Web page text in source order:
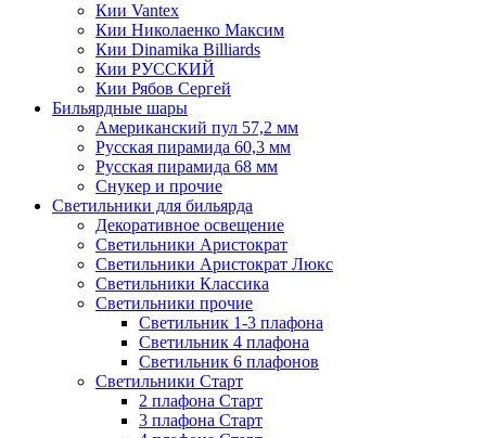
Кии Vantex
Кии Николаенко Максим
Кии Dinamika Billiards
Кии РУССКИЙ
Кии Рябов Сергей
Бильярдные шары
Американский пул 57,2 мм
Русская пирамида 60,3 мм
Русская пирамида 68 мм
Снукер и прочие
Светильники для бильярда
Декоративное освещение
Светильники Аристократ
Светильники Аристократ Люкс
Светильники Классика
Светильники прочие
Светильник 1-3 плафона
Светильник 4 плафона
Светильник 6 плафонов
Светильники Старт
2 плафона Старт
3 плафона Старт